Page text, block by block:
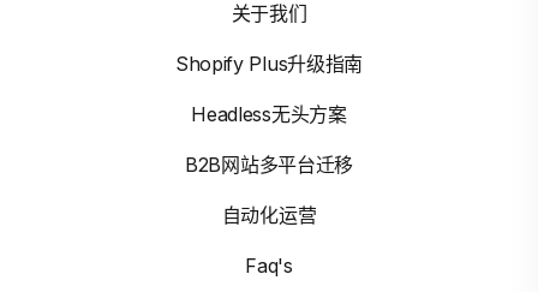
关于我们
Shopify Plus升级指南
Headless无头方案
B2B网站多平台迁移
自动化运营
Faq's